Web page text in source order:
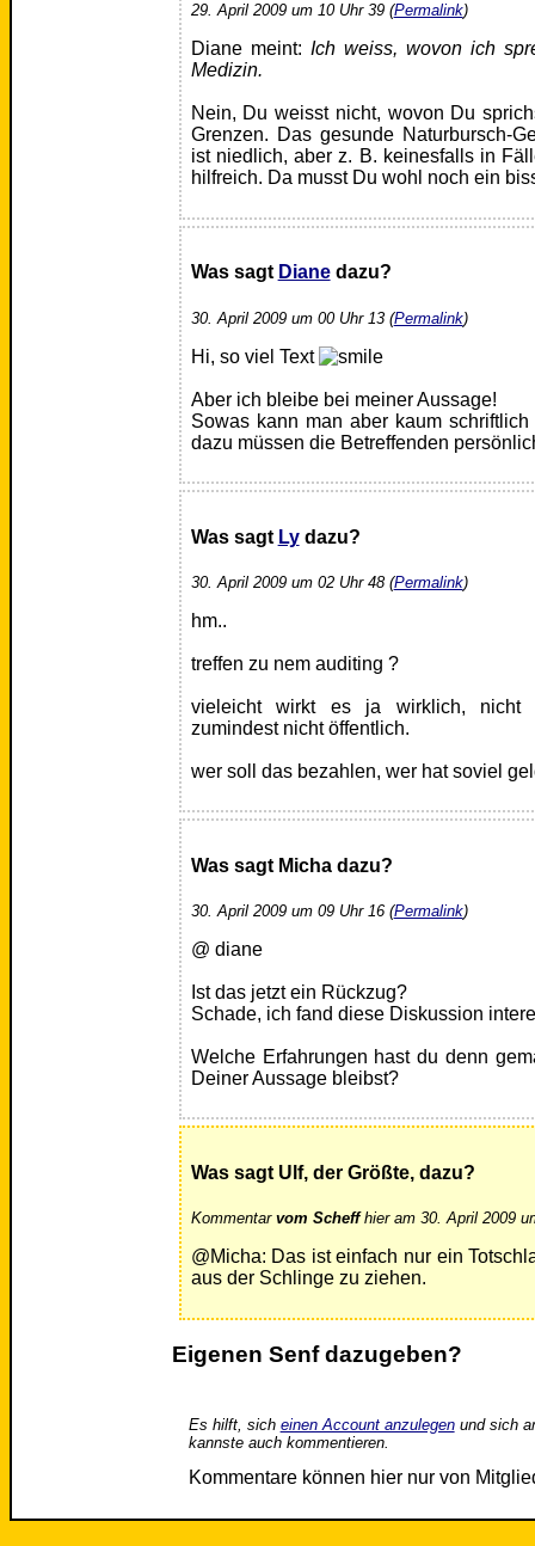
29. April 2009 um 10 Uhr 39 (Permalink)
Diane meint: Ich weiss, wovon ich
Medizin.
Nein, Du weisst nicht, wovon Du
Grenzen. Das gesunde Naturbursch-
ist niedlich, aber z. B. keinesfalls in
hilfreich. Da musst Du wohl noch ein
Was sagt Dianedazu?
30. April 2009 um 00 Uhr 13 (Permalink)
Hi, so viel Text
Aber ich bleibe bei meiner Aussage!
Sowas kann man aber kaum
dazu müssen die Betreffenden
Was sagt Lydazu?
30. April 2009 um 02 Uhr 48 (Permalink)
hm..
treffen zu nem auditing ?
vieleicht wirkt es ja wirklich, nicht
zumindest nicht öffentlich.
wer soll das bezahlen, wer hat soviel
Was sagt Micha dazu?
30. April 2009 um 09 Uhr 16 (Permalink)
@ diane
Ist das jetzt ein Rückzug?
Schade, ich fand diese Diskussion
Welche Erfahrungen hast du denn
Deiner Aussage bleibst?
Was sagt Ulf, der Größte, dazu?
Kommentar vom Scheffhier am 30. April 2009
@Micha: Das ist einfach nur ein
aus der Schlinge zu ziehen.
Eigenen Senf dazugeben?
Es hilft, sich einen Account anzulegenund sich
kannste auch kommentieren.
Kommentare können hier nur von